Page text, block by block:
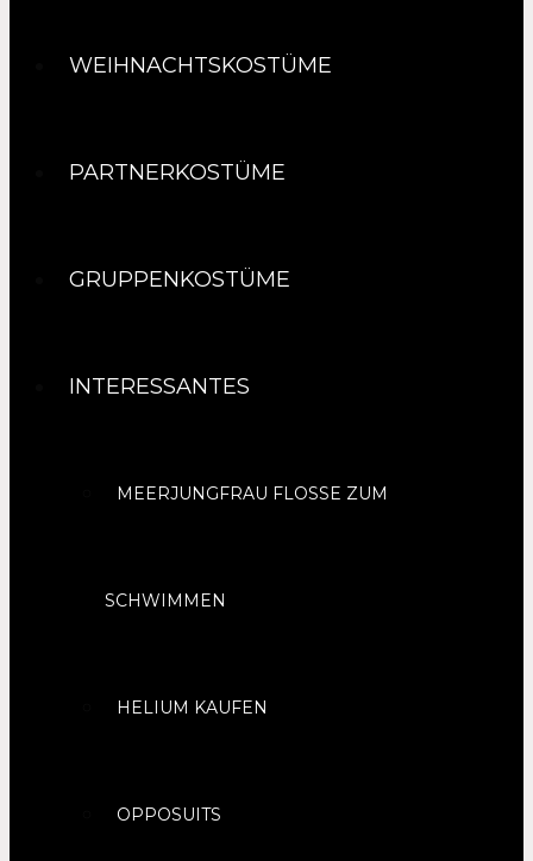
WEIHNACHTSKOSTÜME
PARTNERKOSTÜME
GRUPPENKOSTÜME
INTERESSANTES
MEERJUNGFRAU FLOSSE ZUM
SCHWIMMEN
HELIUM KAUFEN
OPPOSUITS